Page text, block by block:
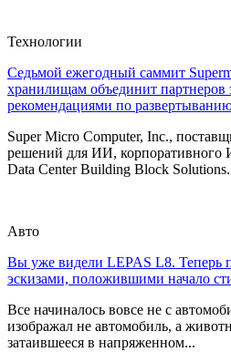
Технологии
Седьмой ежегодный саммит
хранилищам объединит партнеров
рекомендациями по
Super Micro Computer, Inc.,
решений для ИИ,
Data Center Building Block
Авто
Вы уже видели LEPAS L8. Теперь
эскизами, положившими начало
Все начиналось вовсе не с
изображал не автомобиль, а
затаившееся в напряженном...